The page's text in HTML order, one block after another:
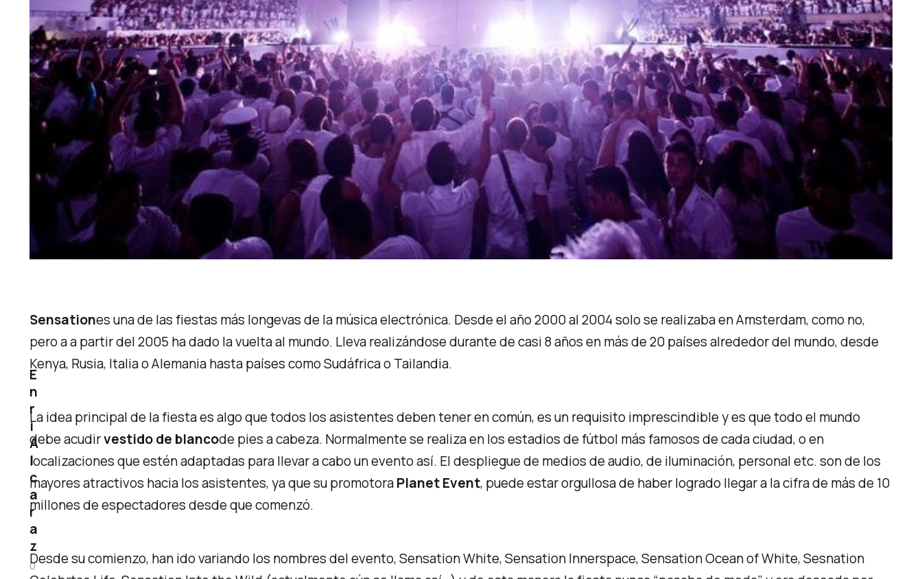
Sensationes una de las fiestas más longevas de la música electrónica. Desde el año 2000 al 2004 solo se realizaba en Amsterdam, como no,
pero a a partir del 2005 ha dado la vuelta al mundo. Lleva realizándose durante de casi 8 años en más de 20 países alrededor del mundo, desde
Kenya, Rusia, Italia o Alemania hasta países como Sudáfrica o Tailandia.
La idea principal de la fiesta es algo que todos los asistentes deben tener en común, es un requisito imprescindible y es que todo el mundo
debe acudirvestido de blancode pies a cabeza. Normalmente se realiza en los estadios de fútbol más famosos de cada ciudad, o en
localizaciones que estén adaptadas para llevar a cabo un evento así. El despliegue de medios de audio, de iluminación, personal etc. son de los
mayores atractivos hacia los asistentes, ya que su promotoraPlanet Event, puede estar orgullosa de haber logrado llegar a la cifra de más de 10
millones de espectadores desde que comenzó.
Desde su comienzo, han ido variando los nombres del evento,Sensation White, Sensation Innerspace, Sensation Ocean of White, Sesnation
E
n
r
i
A
l
c
a
r
a
z
0